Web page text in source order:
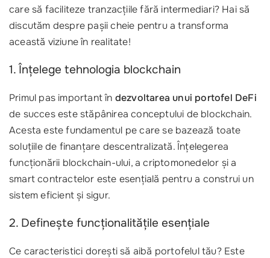
care să faciliteze tranzacțiile fără intermediari? Hai să
discutăm despre pașii cheie pentru a transforma
această viziune în realitate!
1. Înțelege tehnologia blockchain
Primul pas important în dezvoltarea unui portofel DeFi
de succes este stăpânirea conceptului de blockchain.
Acesta este fundamentul pe care se bazează toate
soluțiile de finanțare descentralizată. Înțelegerea
funcționării blockchain-ului, a criptomonedelor și a
smart contractelor este esențială pentru a construi un
sistem eficient și sigur.
2. Definește funcționalitățile esențiale
Ce caracteristici dorești să aibă portofelul tău? Este